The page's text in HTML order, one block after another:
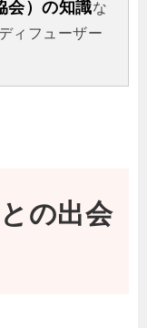
会）の知識な
ィフューザー
の出会